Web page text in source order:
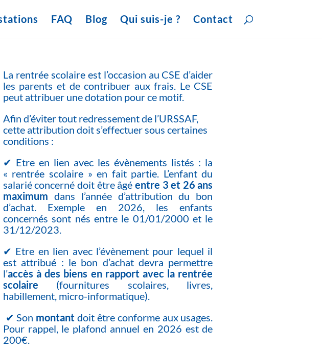
FAQ Blog Qui suis-je ? Contact
La rentrée scolaire est l’occasion au CSE d’aider
les parents et de contribuer aux frais. Le CSE
peut attribuer une dotation pour ce motif.
Afin d’éviter tout redressement de l’URSSAF,
cette attribution doit s’effectuer sous certaines
conditions :
✔ Etre en lien avec les évènements listés : la
« rentrée scolaire » en fait partie. L’enfant du
salarié concerné doit être âgé entre 3 et 26 ans
maximum dans l’année d’attribution du bon
d’achat. Exemple en 2026, les enfants
concernés sont nés entre le 01/01/2000 et le
31/12/2023.
✔ Etre en lien avec l’évènement pour lequel il
est attribué : le bon d’achat devra permettre
l’accès à des biens en rapport avec la rentrée
scolaire (fournitures scolaires, livres,
habillement, micro-informatique).
✔ Son montant doit être conforme aux usages.
Pour rappel, le plafond annuel en 2026 est de
200€.